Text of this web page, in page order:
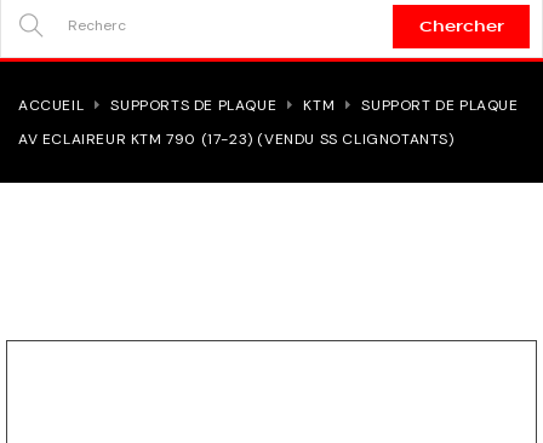
Chercher
ACCUEIL SUPPORTS DE PLAQUE KTM
SUPPORT DE PLAQUE
AV ECLAIREUR KTM 790 (17-23) (VENDU SS CLIGNOTANTS)